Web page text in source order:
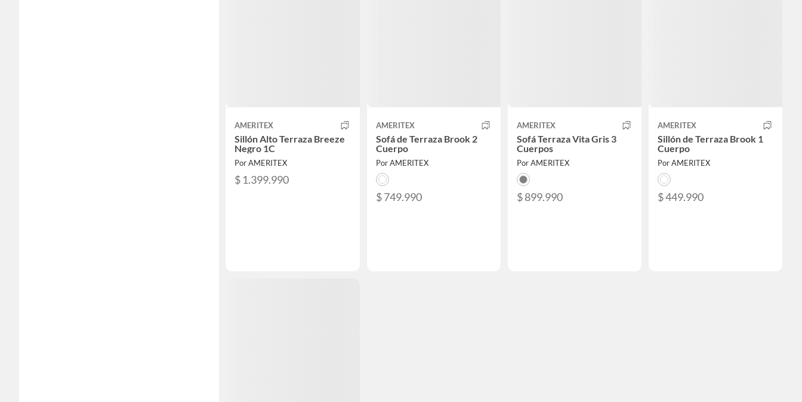
AMERITEX
Sillón Alto Terraza Breeze
Negro 1C
Por AMERITEX
$ 1.399.990
AMERITEX
Sofá de Terraza Brook 2
Cuerpo
Por AMERITEX
$ 749.990
AMERITEX
Sofá Terraza Vita Gris 3
Cuerpos
Por AMERITEX
$ 899.990
AMERITEX
Sillón de Terraza Brook 1
Cuerpo
Por AMERITEX
$ 449.990